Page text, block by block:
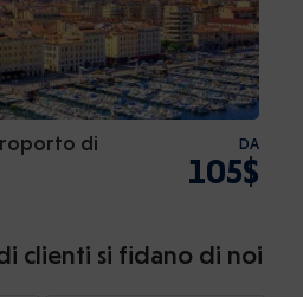
di
DA
105$
clienti si fidano di noi